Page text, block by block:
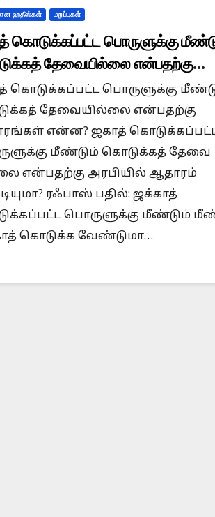
ஹதீஸ்கள் மறுப்புகள்
கொடுக்கப்பட்ட பொருளுக்கு
தேவையில்லை என்பதற்கு
என்ன?
கொடுக்கப்பட்ட பொருளுக்கு
தேவையில்லை என்பதற்கு
என்ன? ஜகாத்
மீண்டும் கொடுக்கத் தேவை
என்பதற்கு அரபியில் ஆதாரம்
ரஃபாஸ் பதில்: ஜக்காத்
பொருளுக்கு மீண்டும்
கொடுக்க வேண்டுமா…
Muhammad superior to Jesus?